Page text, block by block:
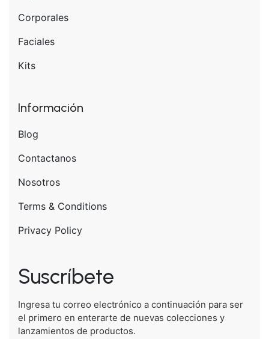
Corporales
Faciales
Kits
Información
Blog
Contactanos
Nosotros
Terms & Conditions
Privacy Policy
Suscríbete
Ingresa tu correo electrónico a continuación para ser
el primero en enterarte de nuevas colecciones y
lanzamientos de productos.